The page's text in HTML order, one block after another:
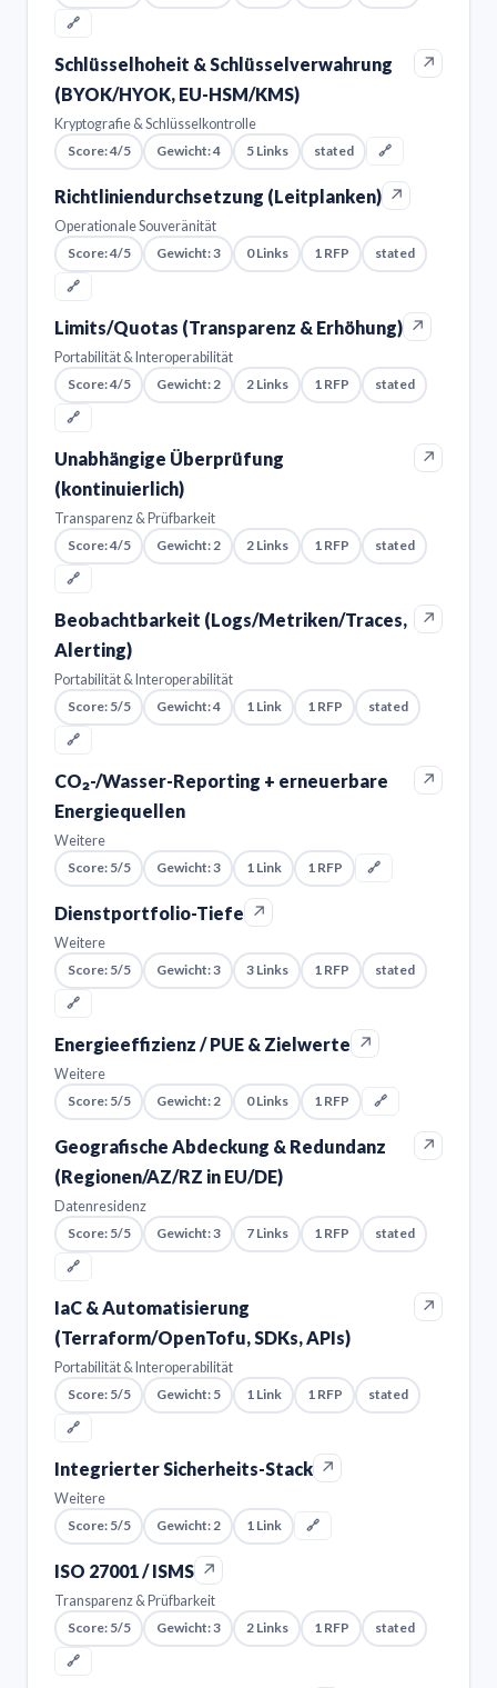
🔗
Schlüsselhoheit & Schlüsselverwahrung
(BYOK/HYOK, EU-HSM/KMS)
↗
Kryptografie & Schlüsselkontrolle
Score: 4/5
Gewicht: 4 5 Links stated 🔗
Richtliniendurchsetzung (Leitplanken) ↗
Operationale Souveränität
Score: 4/5
Gewicht: 3 0 Links 1 RFP
stated
🔗
Limits/Quotas (Transparenz & Erhöhung) ↗
Portabilität & Interoperabilität
Score: 4/5
Gewicht: 2 2 Links 1 RFP
stated
🔗
Unabhängige Überprüfung
(kontinuierlich)
↗
Transparenz & Prüfbarkeit
Score: 4/5
Gewicht: 2 2 Links 1 RFP
stated
🔗
Beobachtbarkeit (Logs/Metriken/Traces,
Alerting)
↗
Portabilität & Interoperabilität
Score: 5/5
Gewicht: 4 1 Link 1 RFP
stated
🔗
CO₂-/Wasser-Reporting + erneuerbare
Energiequellen
↗
Weitere
Score: 5/5
Gewicht: 3 1 Link 1 RFP 🔗
Dienstportfolio-Tiefe ↗
Weitere
Score: 5/5
Gewicht: 3 3 Links 1 RFP
stated
🔗
Energieeffizienz / PUE & Zielwerte ↗
Weitere
Score: 5/5
Gewicht: 2 0 Links 1 RFP 🔗
Geografische Abdeckung & Redundanz
(Regionen/AZ/RZ in EU/DE)
↗
Datenresidenz
Score: 5/5
Gewicht: 3 7 Links 1 RFP
stated
🔗
IaC & Automatisierung
(Terraform/OpenTofu, SDKs, APIs)
↗
Portabilität & Interoperabilität
Score: 5/5
Gewicht: 5 1 Link 1 RFP
stated
🔗
Integrierter Sicherheits-Stack ↗
Weitere
Score: 5/5
Gewicht: 2 1 Link 🔗
ISO 27001 / ISMS ↗
Transparenz & Prüfbarkeit
Score: 5/5
Gewicht: 3 2 Links 1 RFP
stated
🔗